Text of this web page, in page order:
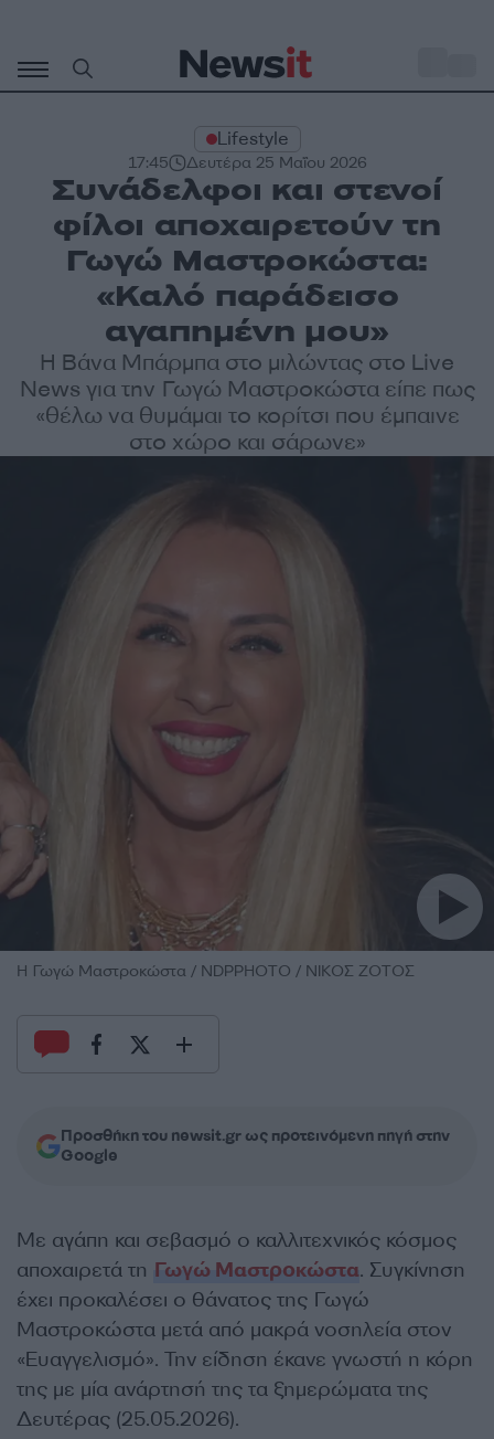
περιεχόμενο
Lifestyle
17:45 Δευτέρα 25 Μαΐου 2026
Συνάδελφοι και στενοί
φίλοι αποχαιρετούν τη
Γωγώ Μαστροκώστα:
«Καλό παράδεισο
αγαπημένη μου»
Η Βάνα Μπάρμπα στο μιλώντας στο Live
News για την Γωγώ Μαστροκώστα είπε πως
«θέλω να θυμάμαι το κορίτσι που έμπαινε
στο χώρο και σάρωνε»
Η Γωγώ Μαστροκώστα / NDPPHOTO / ΝΙΚΟΣ ΖΟΤΟΣ
Προσθήκη του newsit.gr ως προτεινόμενη πηγή στην
Google
Με αγάπη και σεβασμό ο καλλιτεχνικός κόσμος
αποχαιρετά τη Γωγώ Μαστροκώστα. Συγκίνηση
έχει προκαλέσει ο θάνατος της Γωγώ
Μαστροκώστα μετά από μακρά νοσηλεία στον
«Ευαγγελισμό». Την είδηση έκανε γνωστή η κόρη
της με μία ανάρτησή της τα ξημερώματα της
Δευτέρας (25.05.2026).